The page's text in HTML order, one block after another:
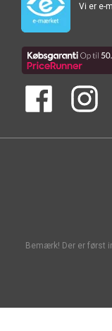
Vi er e-
Bemærk! Der er først